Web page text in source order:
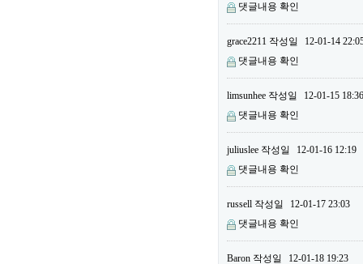
댓글내용 확인
grace2211 작성일
12-01-14
댓글내용 확인
limsunhee 작성일
12-01-15 18:36
댓글내용 확인
juliuslee 작성일
12-01-16 12:19
댓글내용 확인
russell 작성일
12-01-17 23:03
댓글내용 확인
Baron 작성일
12-01-18 19:23